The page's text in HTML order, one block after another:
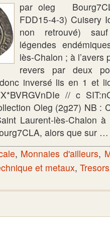
par oleg
FDD15-4-3) Cuisery
non retrouvé)
légendes
lès-Chalon ; à l’avers
revers par deux
inversé lis en 1 et
// c
Oleg (2g27) NB :
Laurent-lès-Chalon
alors que sur
, Monnaies d'ailleurs,
et metaux,